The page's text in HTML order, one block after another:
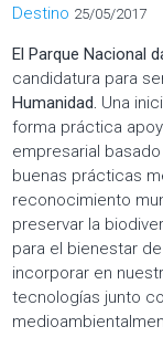
Categorías
Destino 25/05/2017
El Parque Nacional
candidatura para
Humanidad. Una
forma práctica
empresarial
buenas prácticas
reconocimiento
preservar la
para el bienestar
incorporar en
tecnologías junto